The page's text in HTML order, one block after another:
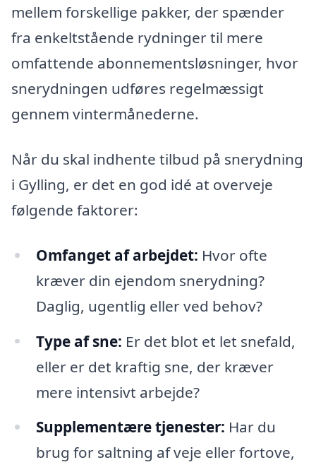
mellem forskellige pakker, der spænder
fra enkeltstående rydninger til mere
omfattende abonnementsløsninger, hvor
snerydningen udføres regelmæssigt
gennem vintermånederne.
Når du skal indhente tilbud på snerydning
i Gylling, er det en god idé at overveje
følgende faktorer:
Omfanget af arbejdet: Hvor ofte
kræver din ejendom snerydning?
Daglig, ugentlig eller ved behov?
Type af sne: Er det blot et let snefald,
eller er det kraftig sne, der kræver
mere intensivt arbejde?
Supplementære tjenester: Har du
brug for saltning af veje eller fortove,